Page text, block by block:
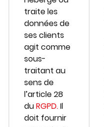
traite les
données de
ses clients
agit comme
sous-
traitant au
sens de
l’article 28
duRGPD.Il
doit fournir